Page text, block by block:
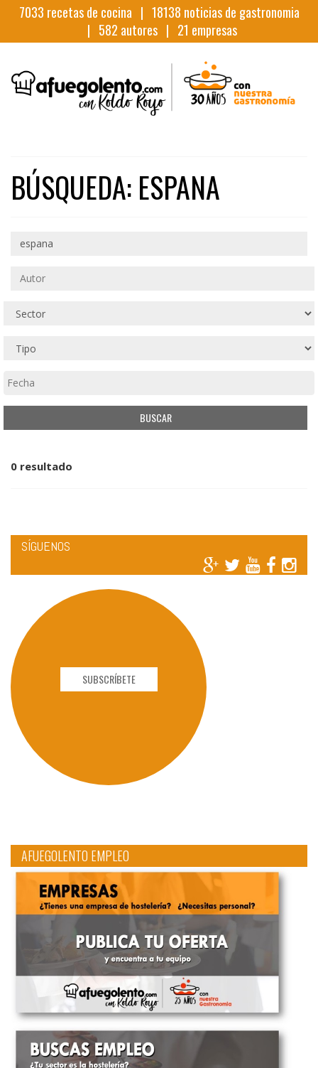
7033 recetas de cocina | 18138 noticias de gastronomia
| 582 autores | 21 empresas
BÚSQUEDA: ESPANA
0 resultado
SÍGUENOS
SUBSCRÍBETE
AFUEGOLENTO EMPLEO